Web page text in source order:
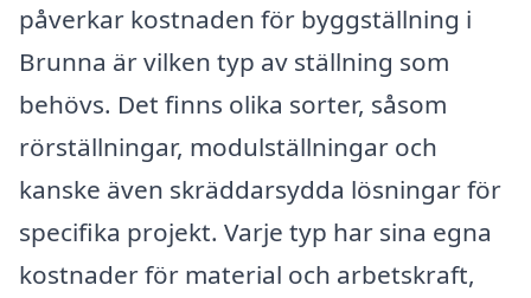
påverkar kostnaden för byggställning i
Brunna är vilken typ av ställning som
behövs. Det finns olika sorter, såsom
rörställningar, modulställningar och
kanske även skräddarsydda lösningar för
specifika projekt. Varje typ har sina egna
kostnader för material och arbetskraft,